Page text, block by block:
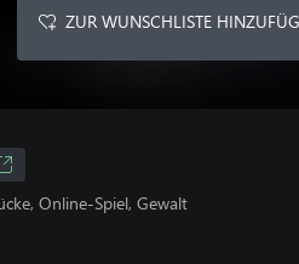
ZUR WUNSCHLISTE
Online-Spiel, Gewalt